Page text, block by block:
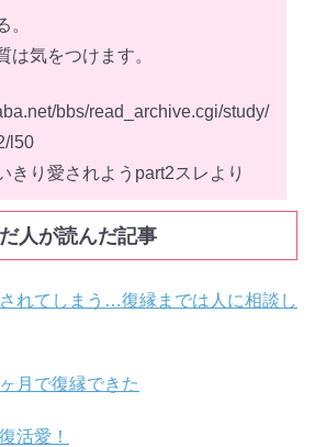
。
は気をつけます。
bbs/read_archive.cgi/study/
l50
きり愛されようpart2スレより
人が読んだ記事
れてしまう…復縁までは人に相談し
月で復縁できた
活愛！